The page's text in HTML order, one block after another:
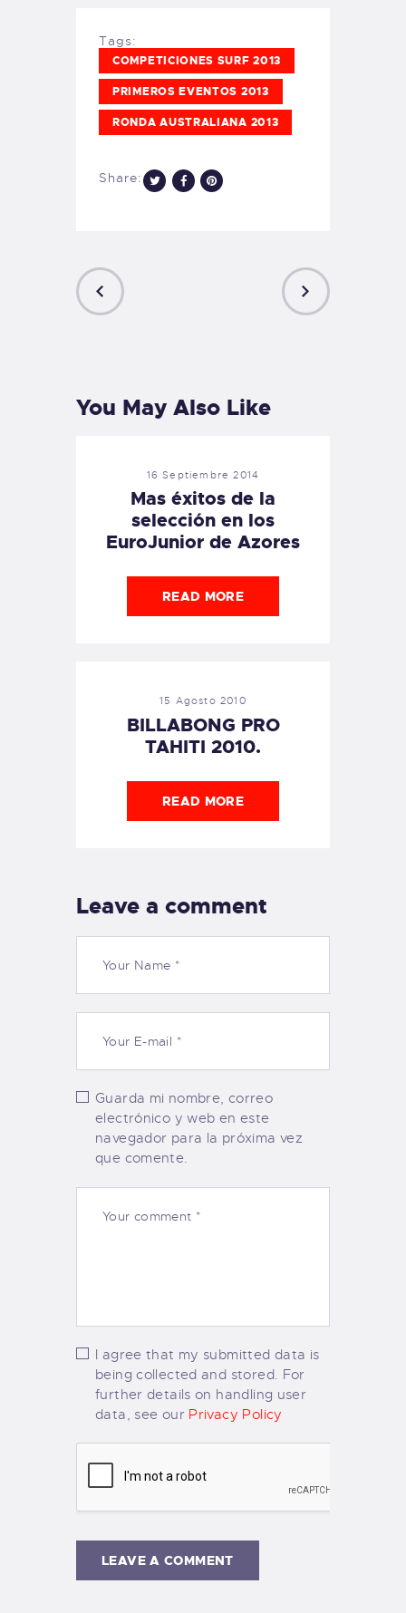
Tags:
COMPETICIONES SURF 2013
PRIMEROS EVENTOS 2013
RONDA AUSTRALIANA 2013
Share:
You May Also Like
16 Septiembre 2014
Mas éxitos de la
selección en los
EuroJunior de Azores
READ MORE
15 Agosto 2010
BILLABONG PRO
TAHITI 2010.
READ MORE
Leave a comment
Guarda mi nombre, correo
electrónico y web en este
navegador para la próxima vez
que comente.
I agree that my submitted data is
being collected and stored. For
further details on handling user
data, see our Privacy Policy